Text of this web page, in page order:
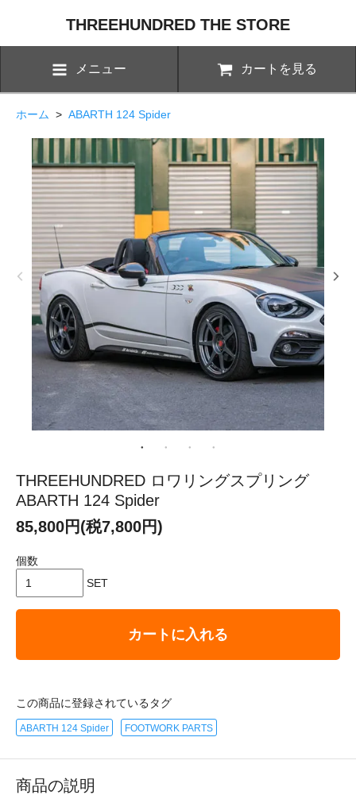
THREEHUNDRED THE STORE
メニュー カートを見る
ホーム > ABARTH 124 Spider
THREEHUNDRED ロワリングスプリング
ABARTH 124 Spider
85,800円(税7,800円)
個数
SET
カートに入れる
この商品に登録されているタグ
ABARTH 124 Spider FOOTWORK PARTS
商品の説明